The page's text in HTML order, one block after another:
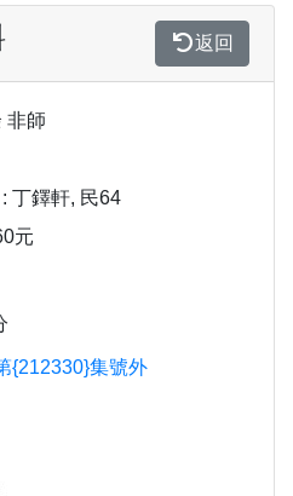
返回
非師
丁鐸軒, 民64
元
{212330}集號外